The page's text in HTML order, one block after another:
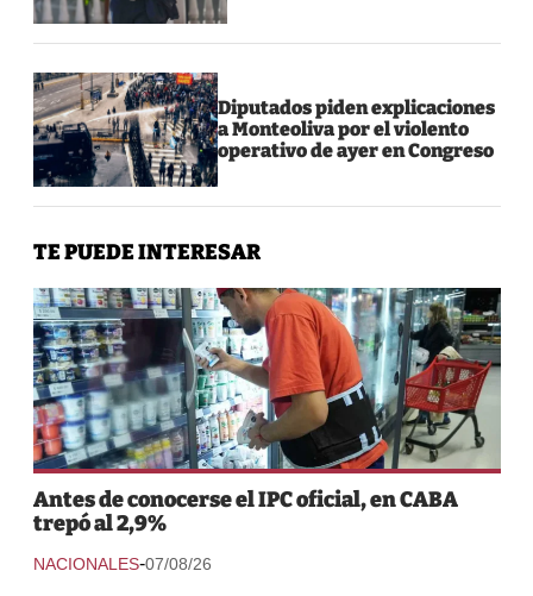
Diputados piden explicaciones
a Monteoliva por el violento
operativo de ayer en Congreso
TE PUEDE INTERESAR
Antes de conocerse el IPC oficial, en CABA
trepó al 2,9%
NACIONALES-07/08/26